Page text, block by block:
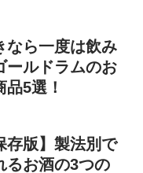
なら一度は飲み
ールドラムのお
品5選！
存版】製法別で
るお酒の3つの